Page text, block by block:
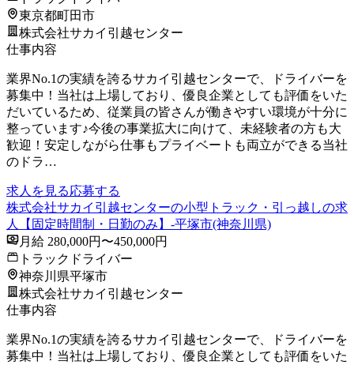
東京都町田市
株式会社サカイ引越センター
仕事内容
業界No.1の実績を誇るサカイ引越センターで、ドライバーを
募集中！当社は上場しており、優良企業としても評価をいた
だいているため、従業員の皆さんが働きやすい環境が十分に
整っています♪今後の事業拡大に向けて、未経験者の方も大
歓迎！安定しながら仕事もプライベートも両立ができる当社
のドラ…
求人を見る応募する
株式会社サカイ引越センターの小型トラック・引っ越しの求
人【固定時間制・日勤のみ】-平塚市(神奈川県)
月給 280,000円〜450,000円
トラックドライバー
神奈川県平塚市
株式会社サカイ引越センター
仕事内容
業界No.1の実績を誇るサカイ引越センターで、ドライバーを
募集中！当社は上場しており、優良企業としても評価をいた